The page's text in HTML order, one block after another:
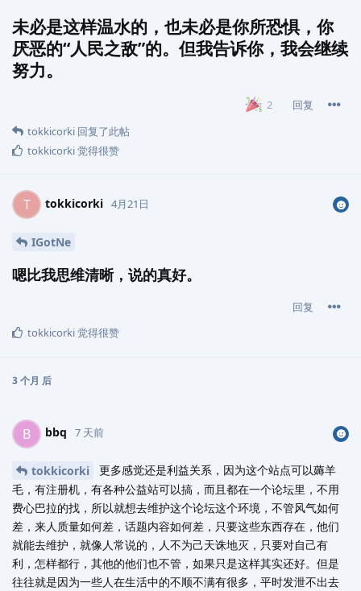
未必是这样温水的，也未必是你所恐惧，你
厌恶的“人民之敌”的。但我告诉你，我会继续
努力。
2
回复
tokkicorki 回复了此帖
tokkicorki觉得很赞
T tokkicorki 4月21日
IGotNe
嗯比我思维清晰，说的真好。
回复
tokkicorki觉得很赞
3 个月 后
B bbq 7 天前
tokkicorki
更多感觉还是利益关系，因为这个站点可以薅羊
毛，有注册机，有各种公益站可以搞，而且都在一个论坛里，不用
费心巴拉的找，所以就想去维护这个论坛这个环境，不管风气如何
差，来人质量如何差，话题内容如何差，只要这些东西存在，他们
就能去维护，就像人常说的，人不为己天诛地灭，只要对自己有
利，怎样都行，其他的他们也不管，如果只是这样其实还好。但是
往往就是因为一些人在生活中的不顺不满有很多，平时发泄不出去